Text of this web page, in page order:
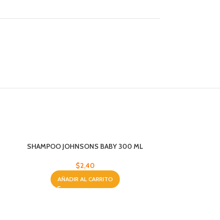
SHAMPOO JOHNSONS BABY 300 ML
$2,40
AÑADIR AL CARRITO